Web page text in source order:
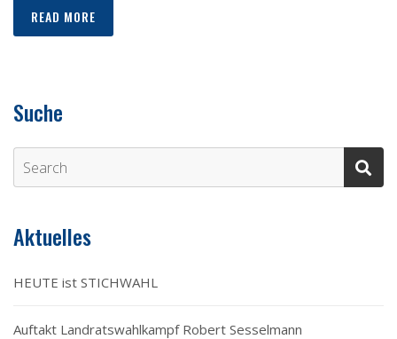
READ MORE
Suche
Aktuelles
HEUTE ist STICHWAHL
Auftakt Landratswahlkampf Robert Sesselmann